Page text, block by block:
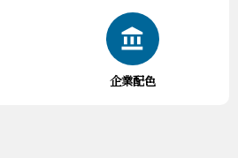
account_balance
企業配色